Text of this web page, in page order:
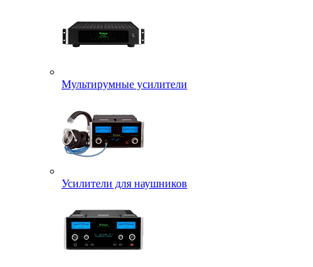
Мультирумные усилители
Усилители для наушников